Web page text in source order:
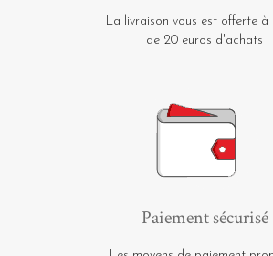
La livraison vous est offerte
de 20 euros d'achats
Paiement sécurisé